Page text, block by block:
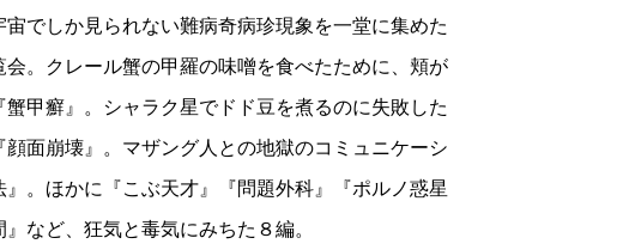
宙でしか見られない難病奇病珍現象を一堂に集めた
会。クレール蟹の甲羅の味噌を食べたために、頬が
蟹甲癬』。シャラク星でドド豆を煮るのに失敗した
顔面崩壊』。マザング人との地獄のコミュニケーシ
』。ほかに『こぶ天才』『問題外科』『ポルノ惑星
など、狂気と毒気にみちた８編。